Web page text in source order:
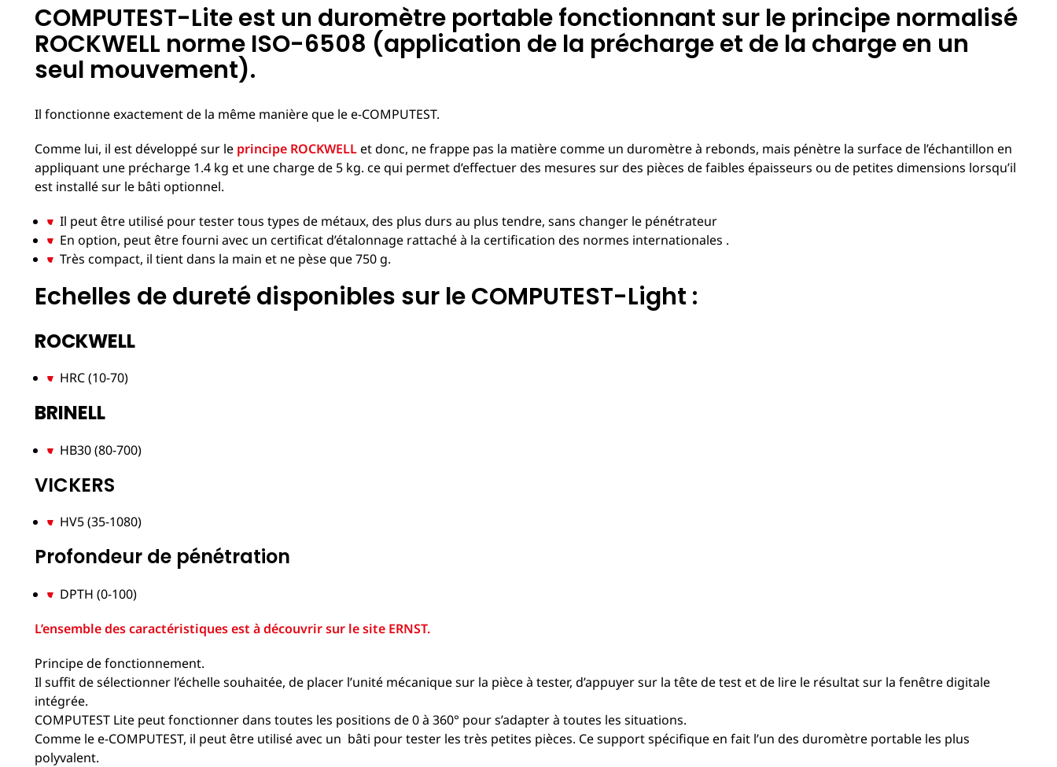
COMPUTEST-Lite est un duromètre portable fonctionnant sur le principe normalisé
ROCKWELL norme ISO-6508 (application de la précharge et de la charge en un
seul mouvement).
Il fonctionne exactement de la même manière que le e-COMPUTEST.
Comme lui, il est développé sur leprincipe ROCKWELLet donc, ne frappe pas la matière comme un duromètre à rebonds, mais pénètre la surface de l’échantillon en
appliquant une précharge 1.4 kg et une charge de 5 kg. ce qui permet d’effectuer des mesures sur des pièces de faibles épaisseurs ou de petites dimensions lorsqu’il
est installé sur le bâti optionnel.
Il peut être utilisé pour tester tous types de métaux, des plus durs au plus tendre, sans changer le pénétrateur
En option, peut être fourni avec un certificat d’étalonnage rattaché à la certification des normes internationales .
Très compact, il tient dans la main et ne pèse que 750 g.
Echelles de dureté disponibles sur le COMPUTEST-Light :
ROCKWELL
HRC (10-70)
BRINELL
HB30 (80-700)
VICKERS
HV5 (35-1080)
Profondeur de pénétration
DPTH (0-100)
L’ensemble des caractéristiques est à découvrir sur le site ERNST.
Principe de fonctionnement.
Il suffit de sélectionner l’échelle souhaitée, de placer l’unité mécanique sur la pièce à tester, d’appuyer sur la tête de test et de lire le résultat sur la fenêtre digitale
intégrée.
COMPUTEST Lite peut fonctionner dans toutes les positions de 0 à 360° pour s’adapter à toutes les situations.
Comme le e-COMPUTEST, il peut être utilisé avec un bâti pour tester les très petites pièces. Ce support spécifique en fait l’un des duromètre portable les plus
polyvalent.